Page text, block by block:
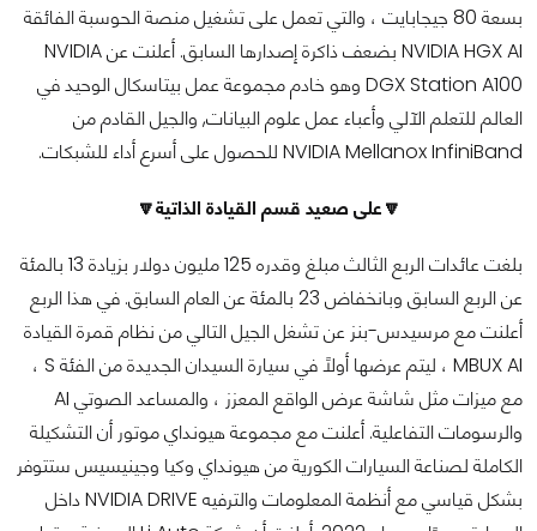
بسعة 80 جيجابايت ، والتي تعمل على تشغيل منصة الحوسبة الفائقة
NVIDIA HGX AI بضعف ذاكرة إصدارها السابق. أعلنت عن NVIDIA
DGX Station A100 وهو خادم مجموعة عمل بيتاسكال الوحيد في
العالم للتعلم الآلي وأعباء عمل علوم البيانات, والجيل القادم من
NVIDIA Mellanox InfiniBand للحصول على أسرع أداء للشبكات.
🔽على صعيد قسم القيادة الذاتية🔽
بلغت عائدات الربع الثالث مبلغ وقدره 125 مليون دولار بزيادة 13 بالمئة
عن الربع السابق وبانخفاض 23 بالمئة عن العام السابق. في هذا الربع
أعلنت مع مرسيدس-بنز عن تشغل الجيل التالي من نظام قمرة القيادة
MBUX AI ، ليتم عرضها أولاً في سيارة السيدان الجديدة من الفئة S ،
مع ميزات مثل شاشة عرض الواقع المعزز ، والمساعد الصوتي AI
والرسومات التفاعلية. أعلنت مع مجموعة هيونداي موتور أن التشكيلة
الكاملة لصناعة السيارات الكورية من هيونداي وكيا وجينيسيس ستتوفر
بشكل قياسي مع أنظمة المعلومات والترفيه NVIDIA DRIVE داخل